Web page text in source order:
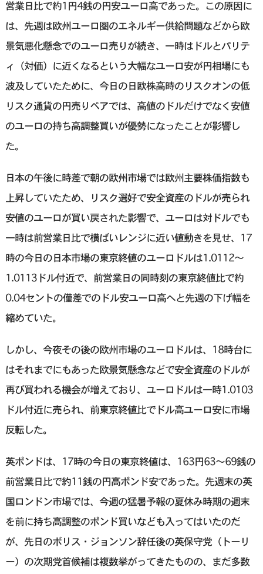
営業日比で約1円4銭の円安ユーロ高であった。この原因に
は、先週は欧州ユーロ圏のエネルギー供給問題などから欧
景気悪化懸念でのユーロ売りが続き、一時はドルとパリテ
ィ（対価）に近くなるという大幅なユーロ安が円相場にも
波及していたために、今日の日欧株高時のリスクオンの低
リスク通貨の円売りペアでは、高値のドルだけでなく安値
のユーロの持ち高調整買いが優勢になったことが影響し
た。
日本の午後に時差で朝の欧州市場では欧州主要株価指数も
上昇していたため、リスク選好で安全資産のドルが売られ
安値のユーロが買い戻された影響で、ユーロは対ドルでも
一時は前営業日比で横ばいレンジに近い値動きを見せ、17
時の今日の日本市場の東京終値のユーロドルは1.0112～
1.0113ドル付近で、前営業日の同時刻の東京終値比で約
0.04セントの僅差でのドル安ユーロ高へと先週の下げ幅を
縮めていた。
しかし、今夜その後の欧州市場のユーロドルは、18時台に
はそれまでにもあった欧景気懸念などで安全資産のドルが
再び買われる機会が増えており、ユーロドルは一時1.0103
ドル付近に売られ、前東京終値比でドル高ユーロ安に市場
反転した。
英ポンドは、17時の今日の東京終値は、163円63〜69銭の
前営業日比で約11銭の円高ポンド安であった。先週末の英
国ロンドン市場では、今週の猛暑予報の夏休み時期の週末
を前に持ち高調整のポンド買いなども入ってはいたのだ
が、先日のボリス・ジョンソン辞任後の英保守党（トーリ
ー）の次期党首候補は複数挙がってきたものの、まだ多数